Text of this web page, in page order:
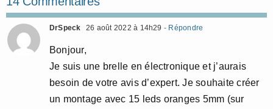
DrSpeck 26 août 2022 à 14h29 - Répondre
Bonjour,
Je suis une brelle en électronique et j’aurais
besoin de votre avis d’expert. Je souhaite créer
un montage avec 15 leds oranges 5mm (sur